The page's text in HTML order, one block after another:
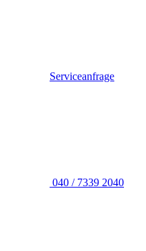
Serviceanfrage
040 / 7339 2040